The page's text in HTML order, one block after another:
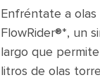
Enfréntate a
FlowRider®*, un
largo que
litros de olas